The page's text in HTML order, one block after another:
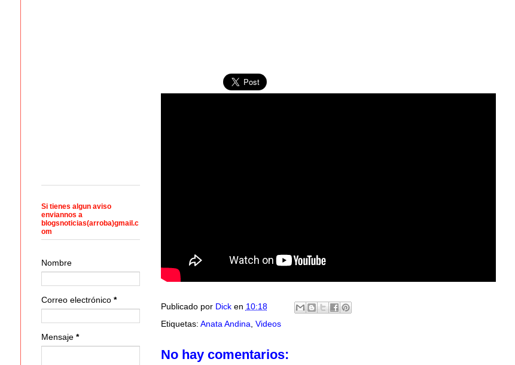
Publicado por Dick en 10:18
Etiquetas: Anata Andina Videos
No hay comentarios:
Si tienes algun aviso
enviannos a
blogsnoticias(arroba)gmail.c
om
Nombre
Correo electrónico *
Mensaje *